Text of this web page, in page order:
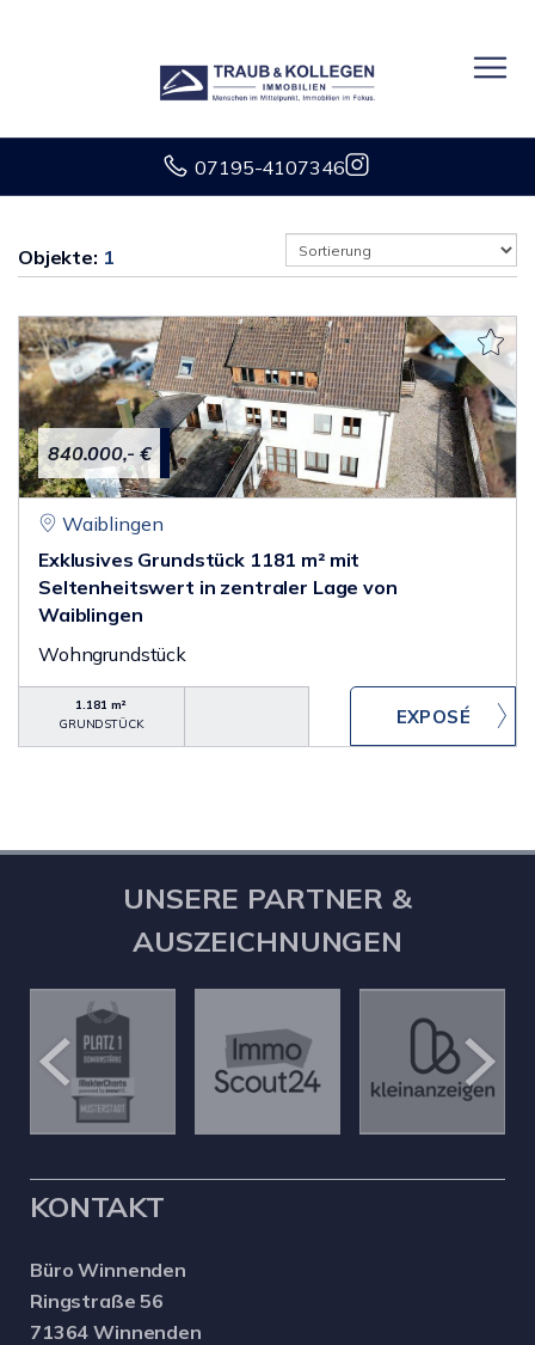
07195-4107346
Objekte: 1
840.000,- €
Waiblingen
Exklusives Grundstück 1181 m² mit
Seltenheitswert in zentraler Lage von
Waiblingen
Wohngrundstück
1.181 m²
GRUNDSTÜCK
UNSERE PARTNER &
AUSZEICHNUNGEN
KONTAKT
Büro Winnenden
Ringstraße 56
71364 Winnenden